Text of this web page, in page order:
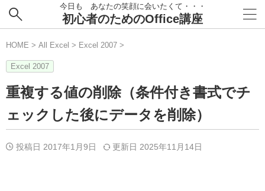
今日も あなたの笑顔に会いたくて・・・
初心者のためのOffice講座
HOME > All Excel > Excel 2007 >
Excel 2007
重複する値の削除（条件付き書式でチ
ェックした後にデータを削除）
投稿日 2017年1月9日 更新日 2025年11月14日